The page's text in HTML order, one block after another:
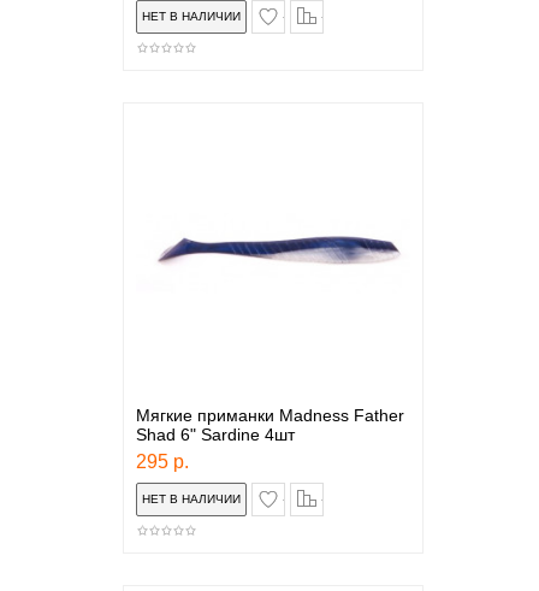
в закладки
Мягкие приманки Madness Father
Shad 6" Sardine 4шт
295 р.
в закладки